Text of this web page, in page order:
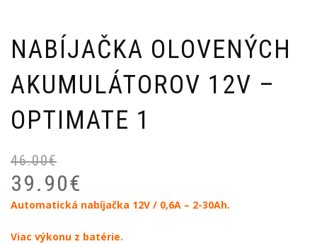
NABÍJAČKA OLOVENÝCH
AKUMULÁTOROV 12V –
OPTIMATE 1
46.00€
39.90€
Automatická nabíjačka 12V / 0,6A – 2-30Ah.
Viac výkonu z batérie.